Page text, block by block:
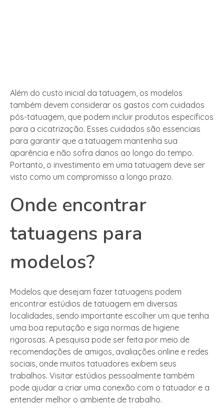
Além do custo inicial da tatuagem, os modelos
também devem considerar os gastos com cuidados
pós-tatuagem, que podem incluir produtos específicos
para a cicatrização. Esses cuidados são essenciais
para garantir que a tatuagem mantenha sua
aparência e não sofra danos ao longo do tempo.
Portanto, o investimento em uma tatuagem deve ser
visto como um compromisso a longo prazo.
Onde encontrar
tatuagens para
modelos?
Modelos que desejam fazer tatuagens podem
encontrar estúdios de tatuagem em diversas
localidades, sendo importante escolher um que tenha
uma boa reputação e siga normas de higiene
rigorosas. A pesquisa pode ser feita por meio de
recomendações de amigos, avaliações online e redes
sociais, onde muitos tatuadores exibem seus
trabalhos. Visitar estúdios pessoalmente também
pode ajudar a criar uma conexão com o tatuador e a
entender melhor o ambiente de trabalho.